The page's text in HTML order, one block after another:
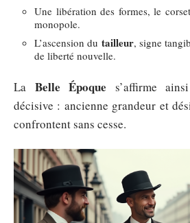
Une libération des formes, le
monopole.
L’ascension du tailleur, signe
de liberté nouvelle.
La Belle Époque s’affirme
décisive : ancienne grandeur et
confrontent sans cesse.